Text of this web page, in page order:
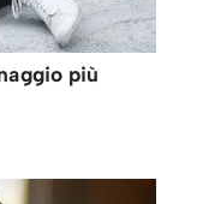
più